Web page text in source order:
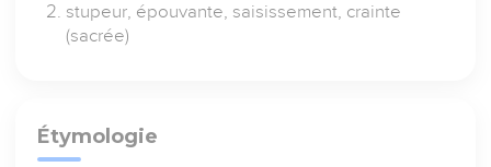
stupeur, épouvante, saisissement, crainte
(sacrée)
Étymologie